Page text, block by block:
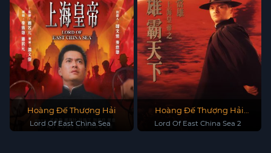
Hoàng Đế Thượng Hải
Lord Of East China Sea
Hoàng Đế Thượng Hải
Hùng Bá Thiên Hạ
Lord Of East China Sea 2